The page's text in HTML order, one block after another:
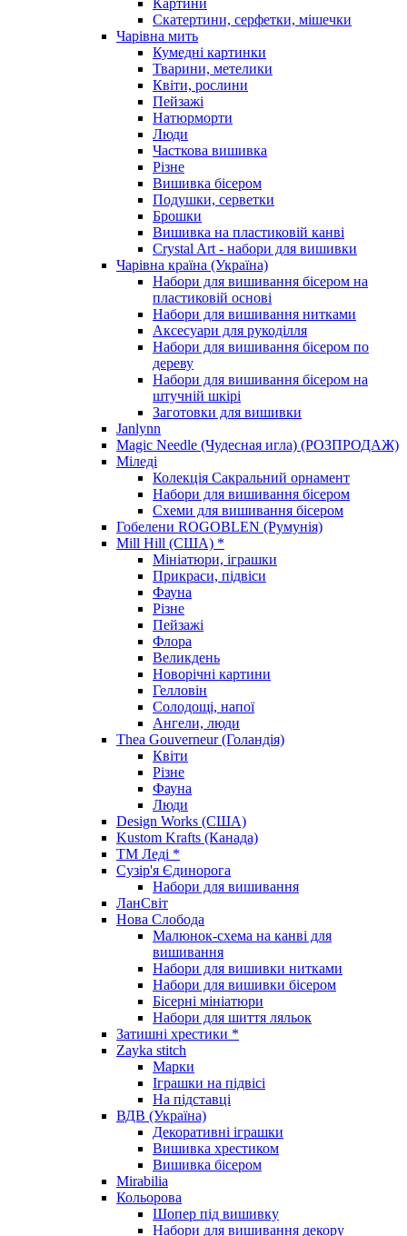
Скатертини, серфетки, мішечки
Чарiвна мить
Кумедні картинки
Тварини, метелики
Квіти, рослини
Пейзажі
Натюрморти
Люди
Часткова вишивка
Різне
Вишивка бісером
Подушки, серветки
Брошки
Вишивка на пластиковій канві
Crystal Art - набори для вишивки
Чарівна країна (Україна)
Набори для вишивання бісером на
пластиковій основі
Набори для вишивання нитками
Аксесуари для рукоділля
Набори для вишивання бісером по
дереву
Набори для вишивання бісером на
штучній шкірі
Заготовки для вишивки
Janlynn
Magic Needle (Чудесная игла) (РОЗПРОДАЖ)
Міледі
Колекція Сакральний орнамент
Набори для вишивання бісером
Схеми для вишивання бісером
Гобелени ROGOBLEN (Румунія)
Mill Hill (США) *
Мініатюри, іграшки
Прикраси, підвіси
Фауна
Різне
Пейзажі
Флора
Великдень
Новорічні картини
Гелловін
Солодощі, напої
Ангели, люди
Thea Gouverneur (Голандія)
Квіти
Різне
Фауна
Люди
Design Works (США)
Kustom Krafts (Канада)
ТМ Леді *
Сузір'я Єдинорога
Набори для вишивання
ЛанСвіт
Нова Слобода
Малюнок-схема на канві для
вишивання
Набори для вишивки нитками
Набори для вишивки бісером
Бісерні мініатюри
Набори для шиття ляльок
Затишні хрестики *
Zayka stitch
Марки
Іграшки на підвісі
На підставці
ВДВ (Україна)
Декоративні іграшки
Вишивка хрестиком
Вишивка бісером
Mirabilia
Кольорова
Шопер під вишивку
Набори для вишивання декору